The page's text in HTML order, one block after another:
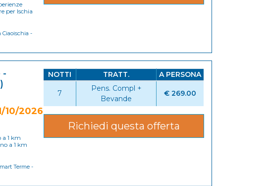
per Ischia
Ciaoischia -
-
10/2026
1 km
a 1 km
Terme -
NOTTI TRATT. A PERSONA
7
Pens. Compl +
Bevande
€ 269.00
Richiedi questa offerta